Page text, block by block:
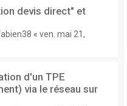
devis direct" et
« ven. mai 21,
d'un TPE
via le réseau sur